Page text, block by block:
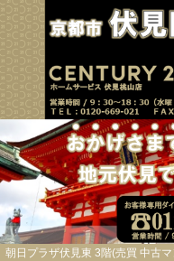
朝日プラザ伏見東 3階(売買 中古